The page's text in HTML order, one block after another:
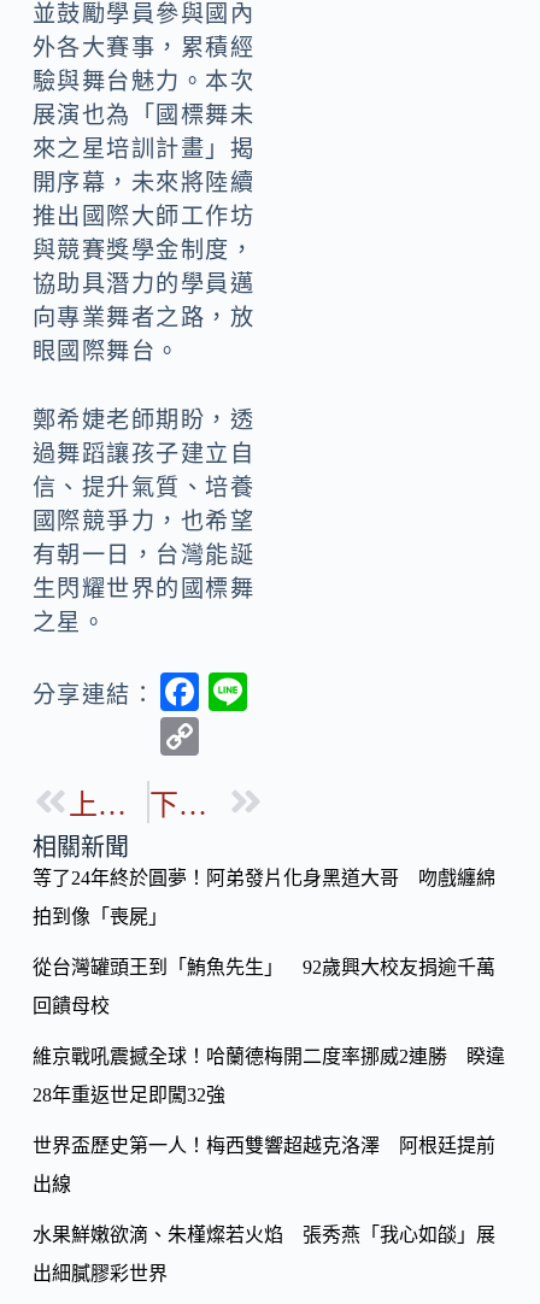
並鼓勵學員參與國內
外各大賽事，累積經
驗與舞台魅力。本次
展演也為「國標舞未
來之星培訓計畫」揭
開序幕，未來將陸續
推出國際大師工作坊
與競賽獎學金制度，
協助具潛力的學員邁
向專業舞者之路，放
眼國際舞台。
鄭希婕老師期盼，透
過舞蹈讓孩子建立自
信、提升氣質、培養
國際競爭力，也希望
有朝一日，台灣能誕
生閃耀世界的國標舞
之星。
分享連結：
F
b
o
p
Li
k
上一篇 下一篇
相關新聞
等了24年終於圓夢！阿弟發片化身黑道大哥 吻戲纏綿
拍到像「喪屍」
從台灣罐頭王到「鮪魚先生」 92歲興大校友捐逾千萬
回饋母校
維京戰吼震撼全球！哈蘭德梅開二度率挪威2連勝 睽違
28年重返世足即闖32強
世界盃歷史第一人！梅西雙響超越克洛澤 阿根廷提前
出線
水果鮮嫩欲滴、朱槿燦若火焰 張秀燕「我心如燄」展
出細膩膠彩世界